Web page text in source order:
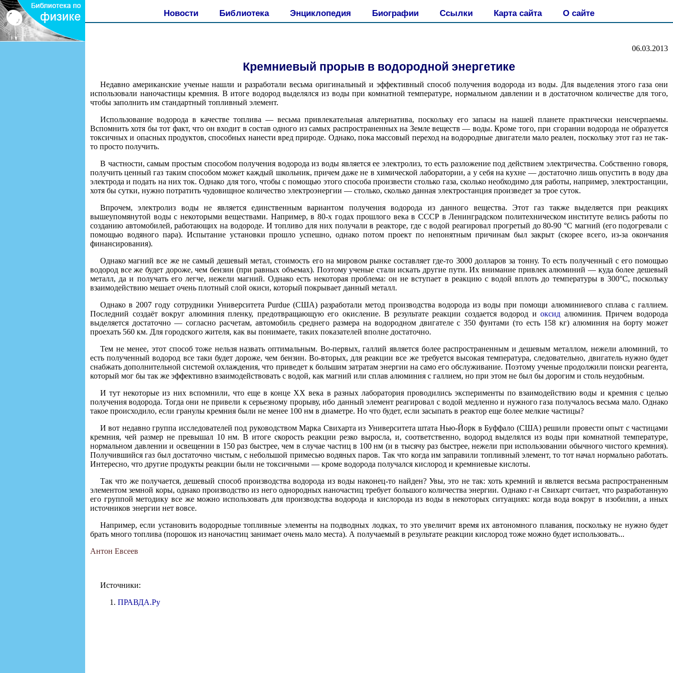
Новости Библиотека Энциклопедия Биографии Ссылки Карта сайта О сайте
06.03.2013
Кремниевый прорыв в водородной энергетике
Недавно американские ученые нашли и разработали весьма оригинальный и эффективный способ получения водорода из воды. Для выделения этого газа они
использовали наночастицы кремния. В итоге водород выделялся из воды при комнатной температуре, нормальном давлении и в достаточном количестве для того,
чтобы заполнить им стандартный топливный элемент.
Использование водорода в качестве топлива — весьма привлекательная альтернатива, поскольку его запасы на нашей планете практически неисчерпаемы.
Вспомнить хотя бы тот факт, что он входит в состав одного из самых распространенных на Земле веществ — воды. Кроме того, при сгорании водорода не образуется
токсичных и опасных продуктов, способных нанести вред природе. Однако, пока массовый переход на водородные двигатели мало реален, поскольку этот газ не так-
то просто получить.
В частности, самым простым способом получения водорода из воды является ее электролиз, то есть разложение под действием электричества. Собственно говоря,
получить ценный газ таким способом может каждый школьник, причем даже не в химической лаборатории, а у себя на кухне — достаточно лишь опустить в воду два
электрода и подать на них ток. Однако для того, чтобы с помощью этого способа произвести столько газа, сколько необходимо для работы, например, электростанции,
хотя бы сутки, нужно потратить чудовищное количество электроэнергии — столько, сколько данная электростанция произведет за трое суток.
Впрочем, электролиз воды не является единственным вариантом получения водорода из данного вещества. Этот газ также выделяется при реакциях
вышеупомянутой воды с некоторыми веществами. Например, в 80-х годах прошлого века в СССР в Ленинградском политехническом институте велись работы по
созданию автомобилей, работающих на водороде. И топливо для них получали в реакторе, где с водой реагировал прогретый до 80-90 °С магний (его подогревали с
помощью водяного пара). Испытание установки прошло успешно, однако потом проект по непонятным причинам был закрыт (скорее всего, из-за окончания
финансирования).
Однако магний все же не самый дешевый метал, стоимость его на мировом рынке составляет где-то 3000 долларов за тонну. То есть полученный с его помощью
водород все же будет дороже, чем бензин (при равных объемах). Поэтому ученые стали искать другие пути. Их внимание привлек алюминий — куда более дешевый
металл, да и получать его легче, нежели магний. Однако есть некоторая проблема: он не вступает в реакцию с водой вплоть до температуры в 300°С, поскольку
взаимодействию мешает очень плотный слой окиси, который покрывает данный металл.
Однако в 2007 году сотрудники Университета Purdue (США) разработали метод производства водорода из воды при помощи алюминиевого сплава с галлием.
Последний создаёт вокруг алюминия пленку, предотвращающую его окисление. В результате реакции создается водород иоксид алюминия. Причем водорода
выделяется достаточно — согласно расчетам, автомобиль среднего размера на водородном двигателе с 350 фунтами (то есть 158 кг) алюминия на борту может
проехать 560 км. Для городского жителя, как вы понимаете, таких показателей вполне достаточно.
Тем не менее, этот способ тоже нельзя назвать оптимальным. Во-первых, галлий является более распространенным и дешевым металлом, нежели алюминий, то
есть полученный водород все таки будет дороже, чем бензин. Во-вторых, для реакции все же требуется высокая температура, следовательно, двигатель нужно будет
снабжать дополнительной системой охлаждения, что приведет к большим затратам энергии на само его обслуживание. Поэтому ученые продолжили поиски реагента,
который мог бы так же эффективно взаимодействовать с водой, как магний или сплав алюминия с галлием, но при этом не был бы дорогим и столь неудобным.
И тут некоторые из них вспомнили, что еще в конце XХ века в разных лаборатория проводились эксперименты по взаимодействию воды и кремния с целью
получения водорода. Тогда они не привели к серьезному прорыву, ибо данный элемент реагировал с водой медленно и нужного газа получалось весьма мало. Однако
такое происходило, если гранулы кремния были не менее 100 нм в диаметре. Но что будет, если засыпать в реактор еще более мелкие частицы?
И вот недавно группа исследователей под руководством Марка Свихарта из Университета штата Нью-Йорк в Буффало (США) решили провести опыт с частицами
кремния, чей размер не превышал 10 нм. В итоге скорость реакции резко выросла, и, соответственно, водород выделялся из воды при комнатной температуре,
нормальном давлении и освещении в 150 раз быстрее, чем в случае частиц в 100 нм (и в тысячу раз быстрее, нежели при использовании обычного чистого кремния).
Получившийся газ был достаточно чистым, с небольшой примесью водяных паров. Так что когда им заправили топливный элемент, то тот начал нормально работать.
Интересно, что другие продукты реакции были не токсичными — кроме водорода получался кислород и кремниевые кислоты.
Так что же получается, дешевый способ производства водорода из воды наконец-то найден? Увы, это не так: хоть кремний и является весьма распространенным
элементом земной коры, однако производство из него однородных наночастиц требует большого количества энергии. Однако г-н Свихарт считает, что разработанную
его группой методику все же можно использовать для производства водорода и кислорода из воды в некоторых ситуациях: когда вода вокруг в изобилии, а иных
источников энергии нет вовсе.
Например, если установить водородные топливные элементы на подводных лодках, то это увеличит время их автономного плавания, поскольку не нужно будет
брать много топлива (порошок из наночастиц занимает очень мало места). А получаемый в результате реакции кислород тоже можно будет использовать...
Антон Евсеев
Источники:
ПРАВДА.Ру